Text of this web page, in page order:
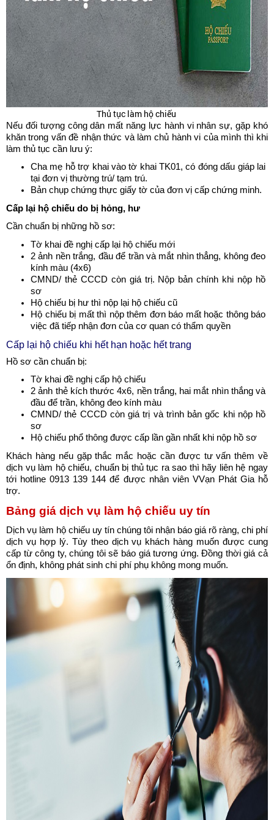
Thủ tục làm hộ chiếu
Nếu đối tượng công dân mất năng lực hành vi nhân sự, gặp khó
khăn trong vấn đề nhận thức và làm chủ hành vi của mình thì khi
làm thủ tục cần lưu ý:
Cha mẹ hỗ trợ khai vào tờ khai TK01, có đóng dấu giáp lai
tại đơn vị thường trú/ tạm trú.
Bản chụp chứng thực giấy tờ của đơn vị cấp chứng minh.
Cấp lại hộ chiếu do bị hỏng, hư
Cần chuẩn bị những hồ sơ:
Tờ khai đề nghị cấp lại hộ chiếu mới
2 ảnh nền trắng, đầu để trần và mắt nhìn thẳng, không đeo
kính màu (4x6)
CMND/ thẻ CCCD còn giá trị. Nộp bản chính khi nộp hồ
sơ
Hộ chiếu bị hư thì nộp lại hộ chiếu cũ
Hộ chiếu bị mất thì nộp thêm đơn báo mất hoặc thông báo
việc đã tiếp nhận đơn của cơ quan có thẩm quyền
Cấp lại hộ chiếu khi hết hạn hoặc hết trang
Hồ sơ cần chuẩn bị:
Tờ khai đề nghị cấp hộ chiếu
2 ảnh thẻ kích thước 4x6, nền trắng, hai mắt nhìn thắng và
đầu để trần, không đeo kính màu
CMND/ thẻ CCCD còn giá trị và trình bản gốc khi nộp hồ
sơ
Hộ chiếu phổ thông được cấp lần gần nhất khi nộp hồ sơ
Khách hàng nếu gặp thắc mắc hoặc cần được tư vấn thêm về
dịch vụ làm hộ chiếu, chuẩn bị thủ tục ra sao thì hãy liên hệ ngay
tới hotline 0913 139 144 để được nhân viên VVạn Phát Gia hỗ
trợ.
Bảng giá dịch vụ làm hộ chiếu uy tín
Dịch vụ làm hộ chiếu uy tín chúng tôi nhận báo giá rõ ràng, chi phí
dịch vụ hợp lý. Tùy theo dịch vụ khách hàng muốn được cung
cấp từ công ty, chúng tôi sẽ báo giá tương ứng. Đồng thời giá cả
ổn định, không phát sinh chi phí phụ không mong muốn.